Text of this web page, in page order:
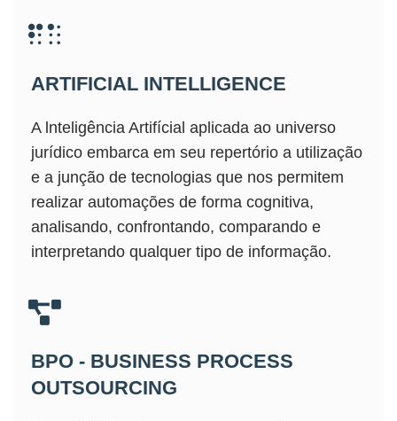
ARTIFICIAL INTELLIGENCE
A lnteligência Artifícial aplicada ao universo
jurídico embarca em seu repertório a utilização
e a junção de tecnologias que nos permitem
realizar automações de forma cognitiva,
analisando, confrontando, comparando e
interpretando qualquer tipo de informação.
BPO - BUSINESS PROCESS
OUTSOURCING